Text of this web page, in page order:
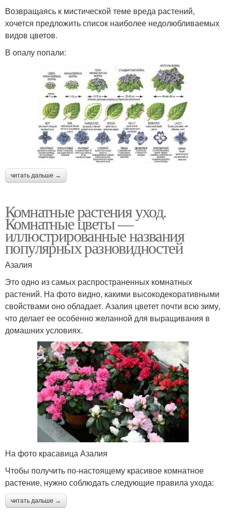
Возвращаясь к мистической теме вреда растений,
хочется предложить список наиболее недолюбливаемых
видов цветов.
В опалу попали:
читать дальше →
Комнатные растения уход.
Комнатные цветы —
иллюстрированные названия
популярных разновидностей
Азалия
Это одно из самых распространенных комнатных
растений. На фото видно, какими высокодекоративными
свойствами оно обладает. Азалия цветет почти всю зиму,
что делает ее особенно желанной для выращивания в
домашних условиях.
На фото красавица Азалия
Чтобы получить по-настоящему красивое комнатное
растение, нужно соблюдать следующие правила ухода:
читать дальше →